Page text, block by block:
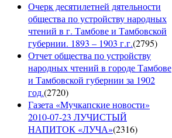
Очерк десятилетней дятельности
общества по устройству народных
чтений в г. Тамбове и Тамбовской
губернии. 1893 – 1903 г.г.(2795)
Отчет общества по устройству
народных чтений в городе Тамбове
и Тамбовской губернии за 1902
год.(2720)
Газета «Мучкапские новости»
2010-07-23 ЛУЧИСТЫЙ
НАПИТОК «ЛУЧА»(2316)